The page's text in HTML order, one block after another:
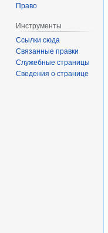
Право
Инструменты
Ссылки сюда
Связанные правки
Служебные страницы
Сведения о странице